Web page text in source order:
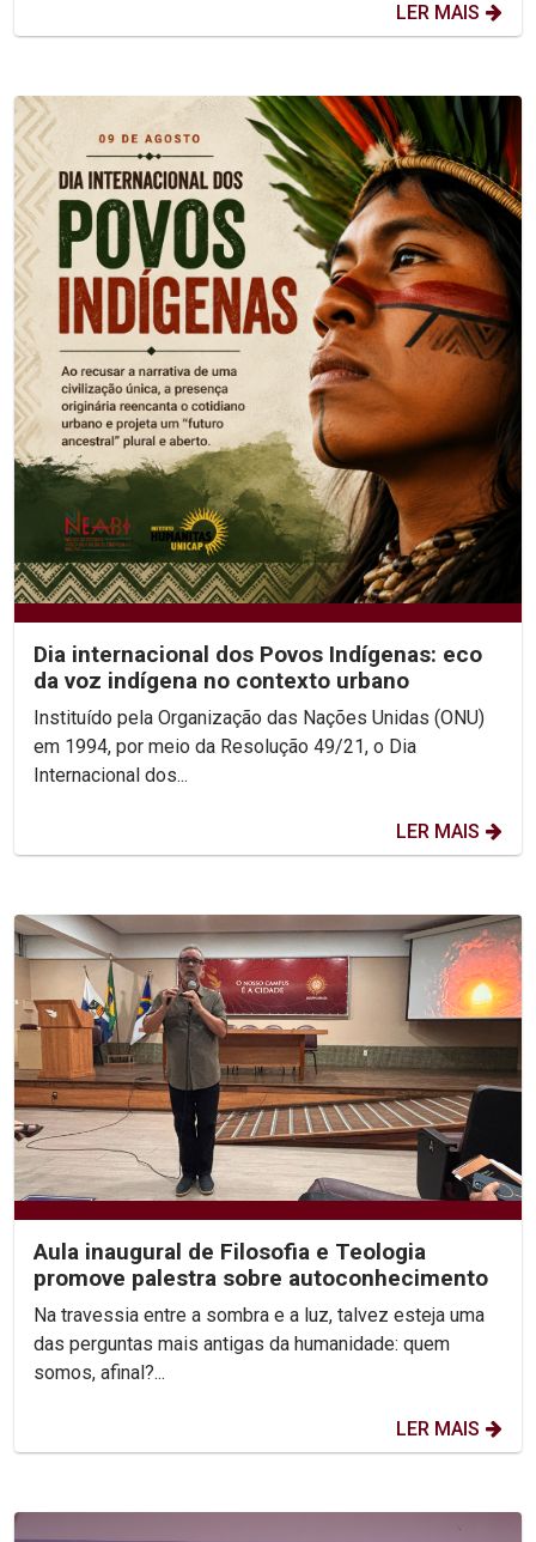
LER MAIS
Dia internacional dos Povos Indígenas: eco
da voz indígena no contexto urbano
Instituído pela Organização das Nações Unidas (ONU)
em 1994, por meio da Resolução 49/21, o Dia
Internacional dos...
LER MAIS
Aula inaugural de Filosofia e Teologia
promove palestra sobre autoconhecimento
Na travessia entre a sombra e a luz, talvez esteja uma
das perguntas mais antigas da humanidade: quem
somos, afinal?...
LER MAIS